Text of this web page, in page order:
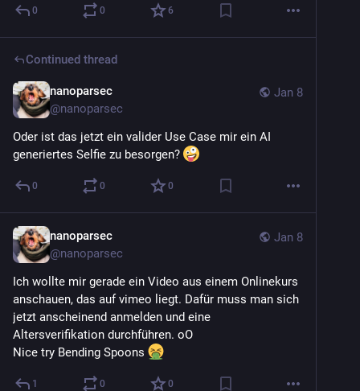
0 0 6
Continued thread
Jan 8
nanoparsec
@nanoparsec
Oder ist das jetzt ein valider Use Case mir ein AI
generiertes Selfie zu besorgen?
0 0 0
Jan 8
nanoparsec
@nanoparsec
Ich wollte mir gerade ein Video aus einem Onlinekurs
anschauen, das auf vimeo liegt. Dafür muss man sich
jetzt anscheinend anmelden und eine
Altersverifikation durchführen. oO
Nice try Bending Spoons
1 0 0